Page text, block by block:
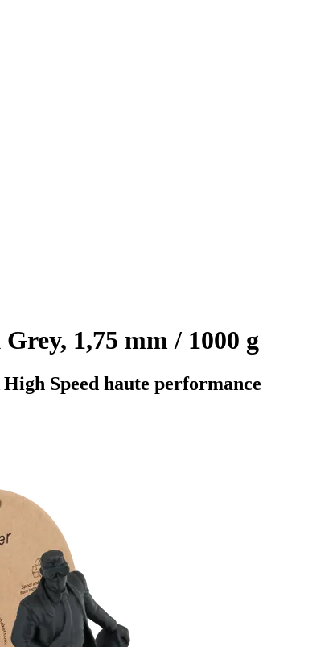
1,75 mm / 1000 g
Speed haute performance